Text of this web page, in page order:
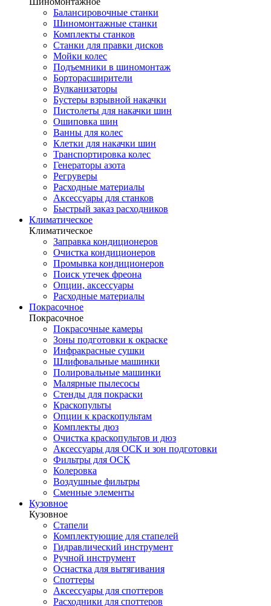
Балансировочные станки
Шиномонтажные станки
Комплекты станков
Станки для правки дисков
Мойки колес
Подъемники в шиномонтаж
Борторасширители
Вулканизаторы
Бустеры взрывной накачки
Пистолеты для накачки шин
Ошиповка шин
Ванны для колес
Клетки для накачки шин
Транспортировка колес
Генераторы азота
Регруверы
Расходные материалы
Аксессуары для станков
Быстрый заказ расходников
Климатическое
Климатическое
Заправка кондиционеров
Очистка кондиционеров
Промывка кондиционеров
Поиск утечек фреона
Опции, аксессуары
Расходные материалы
Покрасочное
Покрасочное
Покрасочные камеры
Зоны подготовки к окраске
Инфракрасные сушки
Шлифовальные машинки
Полировальные машинки
Малярные пылесосы
Стенды для покраски
Краскопульты
Опции к краскопультам
Комплекты дюз
Очистка краскопультов и дюз
Аксессуары для ОСК и зон подготовки
Фильтры для ОСК
Колеровка
Воздушные фильтры
Сменные элементы
Кузовное
Кузовное
Стапели
Комплектующие для стапелей
Гидравлический инструмент
Ручной инструмент
Оснастка для вытягивания
Споттеры
Аксессуары для споттеров
Расходники для споттеров